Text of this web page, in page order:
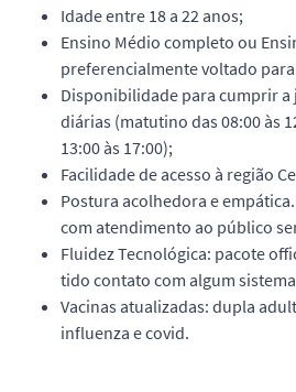
Idade entre 18 a 22 anos;
Ensino Médio completo ou
preferencialmente voltado para
Disponibilidade para cumprir a
diárias (matutino das 08:00 às
13:00 às 17:00);
Facilidade de acesso à região
Postura acolhedora e
com atendimento ao público
Fluidez Tecnológica: pacote
tido contato com algum
Vacinas atualizadas: dupla
influenza e covid.